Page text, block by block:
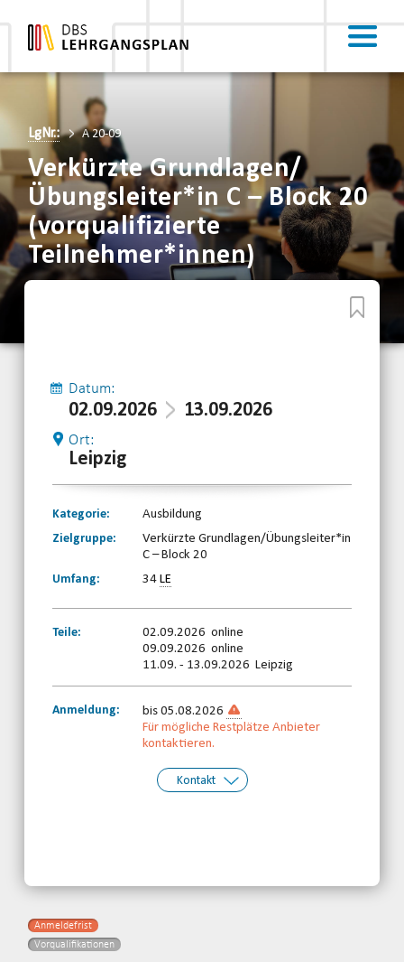
LgNr.: A 20-09
Verkürzte Grundlagen/
Übungsleiter*in C – Block 20
(vorqualifizierte
Teilnehmer*innen)
Datum:
02.09.2026 13.09.2026
Ort:
Leipzig
Kategorie:
Ausbildung
Zielgruppe:
Verkürzte Grundlagen/Übungsleiter*in
C – Block 20
Umfang:
34LE
Teile:
02.09.2026 online
09.09.2026 online
11.09. - 13.09.2026 Leipzig
Anmeldung:
bis 05.08.2026
Für mögliche Restplätze Anbieter
kontaktieren.
Kontakt
Anmeldefrist
Vorqualifikationen